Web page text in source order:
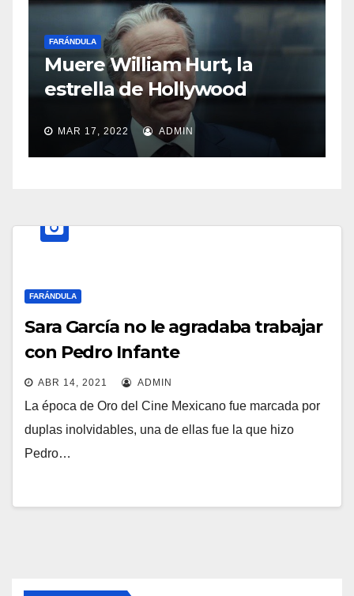
FARÁNDULA
Muere William Hurt, la
estrella de Hollywood
MAR 17, 2022 ADMIN
FARÁNDULA
Sara García no le agradaba trabajar
con Pedro Infante
ABR 14, 2021 ADMIN
La época de Oro del Cine Mexicano fue marcada por
duplas inolvidables, una de ellas fue la que hizo
Pedro…